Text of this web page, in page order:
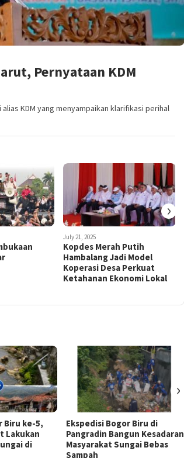
Pernyataan KDM
KDM yang menyampaikan klarifikasi perihal
July 21, 2025
Kopdes Merah Putih
Hambalang Jadi Model
Koperasi Desa Perkuat
Ketahanan Ekonomi Lokal
›
Biru ke-5,
Lakukan
di
Ekspedisi Bogor Biru di
Pangradin Bangun Kesadaran
Masyarakat Sungai Bebas
Sampah
›